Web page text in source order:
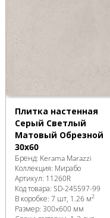
Плитка настенная
Серый Светлый
Матовый Обрезной
30х60
Бренд: Kerama Marazzi
Коллекция: Мирабо
Артикул: 11260R
Код товара:SD-245597-99
В коробке:7 шт, 1.26 м2
Размер:300x600 мм